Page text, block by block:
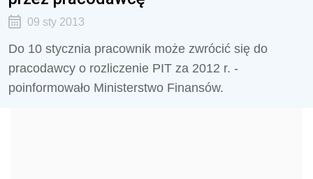
09 sty 2013
Do 10 stycznia pracownik może zwrócić się do
pracodawcy o rozliczenie PIT za 2012 r. -
poinformowało Ministerstwo Finansów.